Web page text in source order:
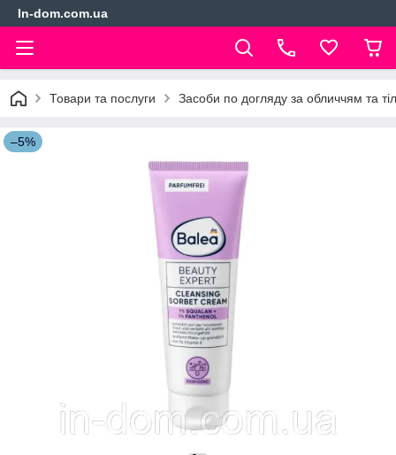
In-dom.com.ua
Товари та послуги Засоби по догляду за обличчям та
–5%